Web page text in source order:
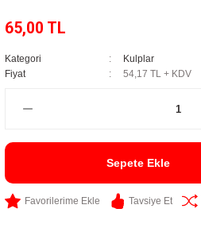
65,00 TL
Kategori
Kulplar
Fiyat
54,17 TL + KDV
Sepete Ekle
Tavsiye Et